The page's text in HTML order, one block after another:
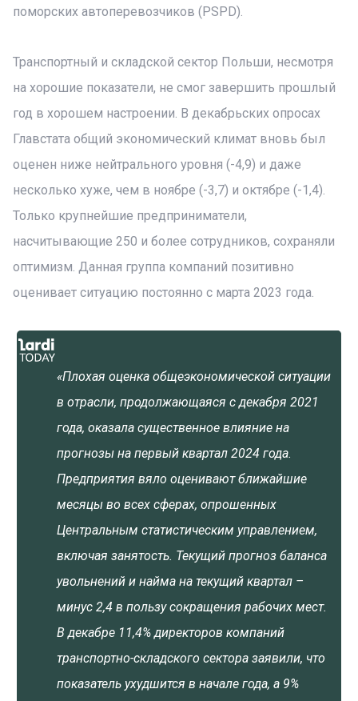
поморских автоперевозчиков (PSPD).
Транспортный и складской сектор Польши, несмотря
на хорошие показатели, не смог завершить прошлый
год в хорошем настроении. В декабрьских опросах
Главстата общий экономический климат вновь был
оценен ниже нейтрального уровня (-4,9) и даже
несколько хуже, чем в ноябре (-3,7) и октябре (-1,4).
Только крупнейшие предприниматели,
насчитывающие 250 и более сотрудников, сохраняли
оптимизм. Данная группа компаний позитивно
оценивает ситуацию постоянно с марта 2023 года.
«Плохая оценка общеэкономической ситуации
в отрасли, продолжающаяся с декабря 2021
года, оказала существенное влияние на
прогнозы на первый квартал 2024 года.
Предприятия вяло оценивают ближайшие
месяцы во всех сферах, опрошенных
Центральным статистическим управлением,
включая занятость. Текущий прогноз баланса
увольнений и найма на текущий квартал –
минус 2,4 в пользу сокращения рабочих мест.
В декабре 11,4% директоров компаний
транспортно-складского сектора заявили, что
показатель ухудшится в начале года, а 9%